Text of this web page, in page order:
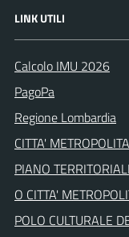
LINK UTILI
Calcolo IMU 2026
PagoPa
Regione Lombardia
CITTA'
PIANO
O CITTA'
POLO CULTURALE